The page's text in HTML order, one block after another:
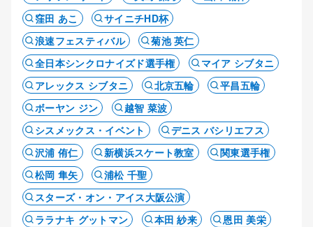
窪田 あこ
サイニチHD杯
浪速フェスティバル
菊池 英仁
全日本シンクロナイズド選手権
マイア シブタニ
アレックス シブタニ
北京五輪
平昌五輪
ボーヤン ジン
越智 菜波
シスメックス・イベント
デニス バシリエフス
沢浦 侑仁
新横浜スケート教室
関東選手権
松岡 隼矢
浦松 千聖
スターズ・オン・アイス大阪公演
ララナキ グットマン
本田 紗来
恩田 美栄